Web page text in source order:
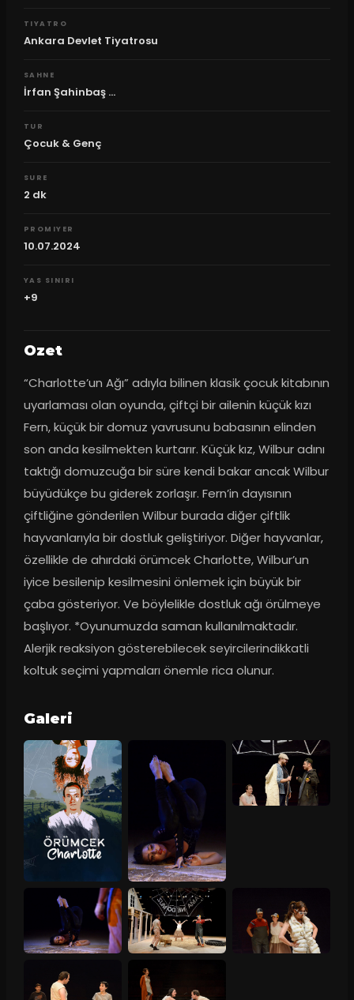
TIYATRO
Ankara Devlet Tiyatrosu
SAHNE
İrfan Şahinbaş ...
TUR
Çocuk & Genç
SURE
2 dk
PROMIYER
10.07.2024
YAS SINIRI
+9
Ozet
“Charlotte’un Ağı” adıyla bilinen klasik çocuk kitabının
uyarlaması olan oyunda, çiftçi bir ailenin küçük kızı
Fern, küçük bir domuz yavrusunu babasının elinden
son anda kesilmekten kurtarır. Küçük kız, Wilbur adını
taktığı domuzcuğa bir süre kendi bakar ancak Wilbur
büyüdükçe bu giderek zorlaşır. Fern’in dayısının
çiftliğine gönderilen Wilbur burada diğer çiftlik
hayvanlarıyla bir dostluk geliştiriyor. Diğer hayvanlar,
özellikle de ahırdaki örümcek Charlotte, Wilbur’un
iyice besilenip kesilmesini önlemek için büyük bir
çaba gösteriyor. Ve böylelikle dostluk ağı örülmeye
başlıyor. *Oyunumuzda saman kullanılmaktadır.
Alerjik reaksiyon gösterebilecek seyircilerindikkatli
koltuk seçimi yapmaları önemle rica olunur.
Galeri